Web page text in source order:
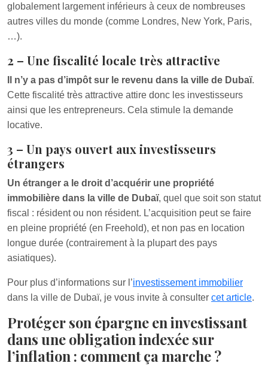
globalement largement inférieurs à ceux de nombreuses
autres villes du monde (comme Londres, New York, Paris,
…).
2 – Une fiscalité locale très attractive
Il n’y a pas d’impôt sur le revenu dans la ville de Dubaï.
Cette fiscalité très attractive attire donc les investisseurs
ainsi que les entrepreneurs. Cela stimule la demande
locative.
3 – Un pays ouvert aux investisseurs
étrangers
Un étranger a le droit d’acquérir une propriété
immobilière dans la ville de Dubaï, quel que soit son statut
fiscal : résident ou non résident. L’acquisition peut se faire
en pleine propriété (en Freehold), et non pas en location
longue durée (contrairement à la plupart des pays
asiatiques).
Pour plus d’informations sur l’investissement immobilier
dans la ville de Dubaï, je vous invite à consulter cet article.
Protéger son épargne en investissant
dans une obligation indexée sur
l’inflation : comment ça marche ?